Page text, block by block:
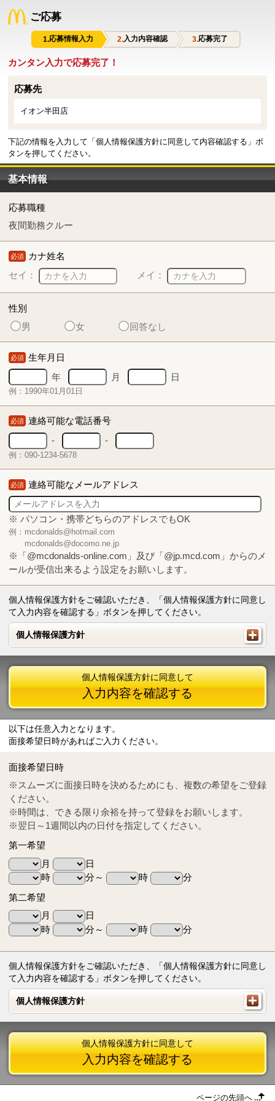
ご応募
応募情報入力 入力内容確認 応募完了
カンタン入力で応募完了！
応募先
イオン半田店
下記の情報を入力して「個人情報保護方針に同意して内容確認する」ボ
タンを押してください。
基本情報
応募職種
夜間勤務クルー
必須 カナ姓名
セイ：
メイ：
性別
男
女 回答なし
必須 生年月日
年
月 日
例：1990年01月01日
必須 連絡可能な電話番号
-
-
例：090-1234-5678
必須 連絡可能なメールアドレス
※ パソコン・携帯どちらのアドレスでもOK
例：mcdonalds@hotmail.com
mcdonalds@docomo.ne.jp
※「@mcdonalds-online.com」及び「@jp.mcd.com」からのメ
ールが受信出来るよう設定をお願いします。
個人情報保護方針をご確認いただき、「個人情報保護方針に同意し
て入力内容を確認する」ボタンを押してください。
個人情報保護方針
個人情報保護方針
Tel
0570-55-0314
個人情報保護方針に同意して
入力内容を確認する
以下は任意入力となります。
面接希望日時があればご入力ください。
面接希望日時
※スムーズに面接日時を決めるためにも、複数の希望をご登録
ください。
※時間は、できる限り余裕を持って登録をお願いします。
※翌日～1週間以内の日付を指定してください。
第一希望
月
日
時
分～ 時
分
第二希望
月
日
時
分～ 時 分
個人情報保護方針をご確認いただき、「個人情報保護方針に同意し
て入力内容を確認する」ボタンを押してください。
個人情報保護方針
個人情報保護方針
個人情報保護方針に同意して
入力内容を確認する
ページの先頭へ